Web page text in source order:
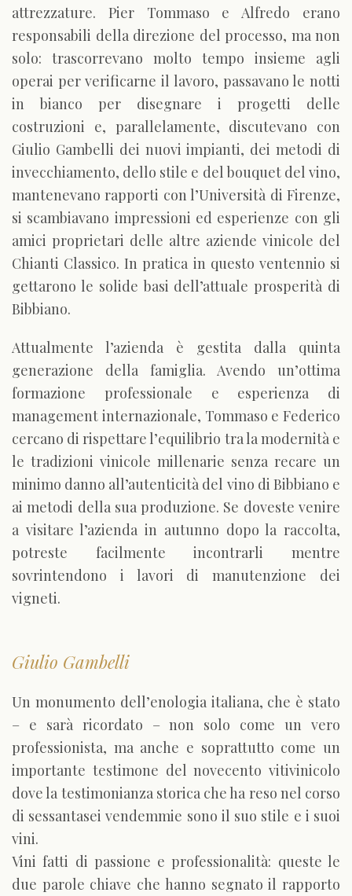
attrezzature. Pier Tommaso e Alfredo erano
responsabili della direzione del processo, ma non
solo: trascorrevano molto tempo insieme agli
operai per verificarne il lavoro, passavano le notti
in bianco per disegnare i progetti delle
costruzioni e, parallelamente, discutevano con
Giulio Gambelli dei nuovi impianti, dei metodi di
invecchiamento, dello stile e del bouquet del vino,
mantenevano rapporti con l’Università di Firenze,
si scambiavano impressioni ed esperienze con gli
amici proprietari delle altre aziende vinicole del
Chianti Classico. In pratica in questo ventennio si
gettarono le solide basi dell’attuale prosperità di
Bibbiano.
Attualmente l’azienda è gestita dalla quinta
generazione della famiglia. Avendo un’ottima
formazione professionale e esperienza di
management internazionale, Tommaso e Federico
cercano di rispettare l’equilibrio tra la modernità e
le tradizioni vinicole millenarie senza recare un
minimo danno all’autenticità del vino di Bibbiano e
ai metodi della sua produzione. Se doveste venire
a visitare l’azienda in autunno dopo la raccolta,
potreste facilmente incontrarli mentre
sovrintendono i lavori di manutenzione dei
vigneti.
Giulio Gambelli
Un monumento dell’enologia italiana, che è stato
– e sarà ricordato – non solo come un vero
professionista, ma anche e soprattutto come un
importante testimone del novecento vitivinicolo
dove la testimonianza storica che ha reso nel corso
di sessantasei vendemmie sono il suo stile e i suoi
vini.
Vini fatti di passione e professionalità: queste le
due parole chiave che hanno segnato il rapporto